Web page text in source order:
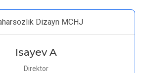
Dizayn MCHJ
Isayev A
Direktor